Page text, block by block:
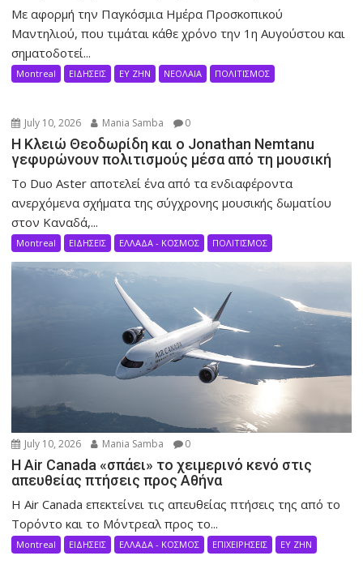
Με αφορμή την Παγκόσμια Ημέρα Προσκοπικού
Μαντηλιού, που τιμάται κάθε χρόνο την 1η Αυγούστου και
σηματοδοτεί...
Montreal ΕΙΔΗΣΕΙΣ ΕΥ ΖΗΝ ΝΕΟΛΑΙΑ ΠΟΛΙΤΙΣΜΟΣ
July 10, 2026 Mania Samba 0
Η Κλειώ Θεοδωρίδη και ο Jonathan Nemtanu
γεφυρώνουν πολιτισμούς μέσα από τη μουσική
Το Duo Aster αποτελεί ένα από τα ενδιαφέροντα
ανερχόμενα σχήματα της σύγχρονης μουσικής δωματίου
στον Καναδά,...
Montreal ΕΙΔΗΣΕΙΣ ΕΛΛΑΔΑ - ΚΟΣΜΟΣ ΠΟΛΙΤΙΣΜΟΣ
July 10, 2026 Mania Samba 0
Η Air Canada «σπάει» το χειμερινό κενό στις
απευθείας πτήσεις προς Αθήνα
Η Air Canada επεκτείνει τις απευθείας πτήσεις της από το
Τορόντο και το Μόντρεαλ προς το...
Montreal ΕΙΔΗΣΕΙΣ ΕΛΛΑΔΑ - ΚΟΣΜΟΣ ΕΠΙΧΕΙΡΗΣΕΙΣ ΕΥ ΖΗΝ